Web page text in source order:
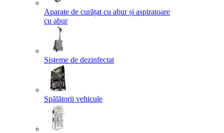
Aparate de curățat cu abur și aspiratoare
cu abur
Sisteme de dezinfectat
Spălătorii vehicule